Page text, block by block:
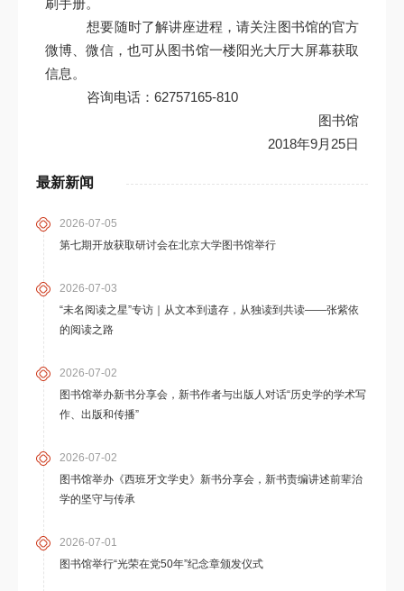
最新新闻
2026-07-05
第七期开放获取研讨会在北京大学图书馆举行
2026-07-03
“未名阅读之星”专访｜从文本到遗存，从独读到共读——张紫依
的阅读之路
2026-07-02
图书馆举办新书分享会，新书作者与出版人对话“历史学的学术写
作、出版和传播”
2026-07-02
图书馆举办《西班牙文学史》新书分享会，新书责编讲述前辈治
学的坚守与传承
2026-07-01
图书馆举行“光荣在党50年”纪念章颁发仪式
刷手册。
想要随时了解讲座进程，请关注图书馆的官方
微博、微信，也可从图书馆一楼阳光大厅大屏幕获取
信息。
咨询电话：62757165-810
图书馆
2018年9月25日